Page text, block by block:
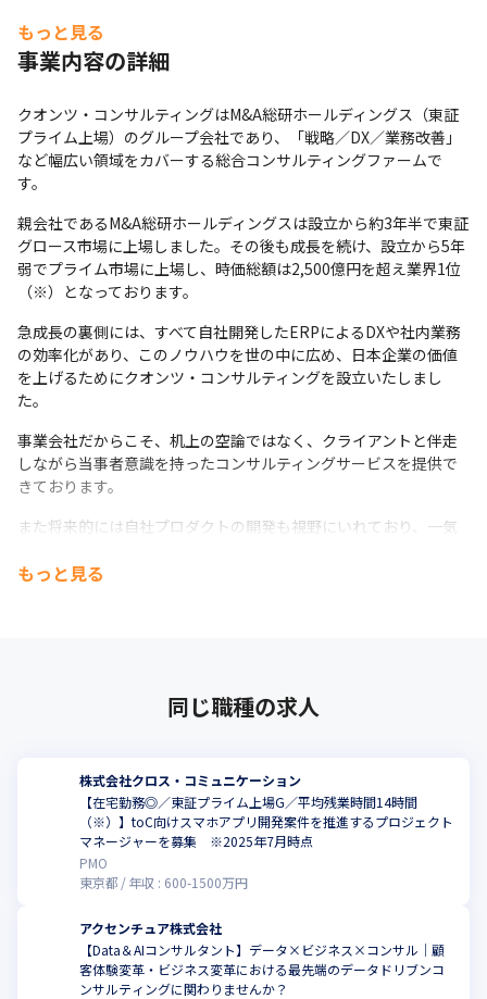
＜キャリアステップ＞
コンサルタント
マネージャー
シニアマネージャー
パートナー
の順にプロモーションしますが、その過程でITを極めるのもよ
し、本質的なクライアントの稼ぐ力を支援するために戦略領域を
経験するものよしで、専属のビジネス・プロデューサーがキャリ
アビジョンに合わせて中長期的なキャリア形成を支援します。
もっと見る
事業内容の詳細
クオンツ・コンサルティングはM&A総研ホールディングス（東証
プライム上場）のグループ会社であり、「戦略／DX／業務改善」
など幅広い領域をカバーする総合コンサルティングファームで
す。
親会社であるM&A総研ホールディングスは設立から約3年半で東証
グロース市場に上場しました。その後も成長を続け、設立から5年
弱でプライム市場に上場し、時価総額は2,500億円を超え業界1位
（※）となっております。
急成長の裏側には、すべて自社開発したERPによるDXや社内業務
の効率化があり、このノウハウを世の中に広め、日本企業の価値
を上げるためにクオンツ・コンサルティングを設立いたしまし
た。
事業会社だからこそ、机上の空論ではなく、クライアントと伴走
しながら当事者意識を持ったコンサルティングサービスを提供で
きております。
また将来的には自社プロダクトの開発も視野にいれており、一気
ております。
もっと見る
同じ職種の求人
株式会社クロス・コミュニケーション
【在宅勤務◎／東証プライム上場G／平均残業時間14時間
（※）】toC向けスマホアプリ開発案件を推進するプロジェクト
マネージャーを募集 ※2025年7月時点
PMO
東京都
年収 : 600-1500万円
アクセンチュア株式会社
【Data＆AIコンサルタント】データ×ビジネス×コンサル｜顧
客体験変革・ビジネス変革における最先端のデータドリブンコ
ンサルティングに関わりませんか？